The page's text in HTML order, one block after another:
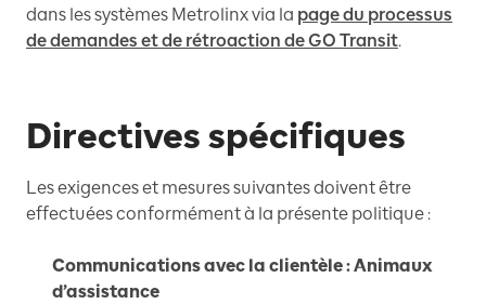
dans les systèmes Metrolinx via la page du processus
de demandes et de rétroaction de GO Transit.
Directives spécifiques
Les exigences et mesures suivantes doivent être
effectuées conformément à la présente politique :
Communications avec la clientèle : Animaux
d’assistance